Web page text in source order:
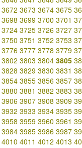
3672 3673 3674 3675
3698 3699 3700 3701
3724 3725 3726 3727
3750 3751 3752 3753
3776 3777 3778 3779
3802 3803 3804 3805
3828 3829 3830 3831
3854 3855 3856 3857
3880 3881 3882 3883
3906 3907 3908 3909
3932 3933 3934 3935
3958 3959 3960 3961
3984 3985 3986 3987
4010 4011 4012 4013